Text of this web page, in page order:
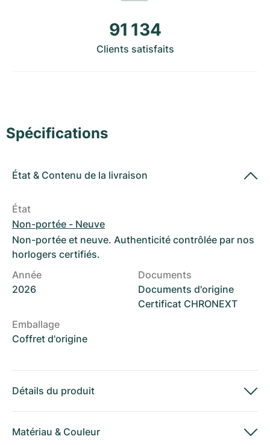
91 134
Clients satisfaits
Spécifications
État & Contenu de la livraison
État
Non-portée - Neuve
Non-portée et neuve. Authenticité contrôlée par nos
horlogers certifiés.
Année
2026
Documents
Documents d'origine
Certificat CHRONEXT
Emballage
Coffret d'origine
Détails du produit
Matériau & Couleur